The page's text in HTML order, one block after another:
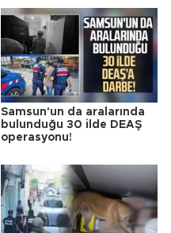
Samsun'un da aralarında
bulunduğu 30 ilde DEAŞ
operasyonu!